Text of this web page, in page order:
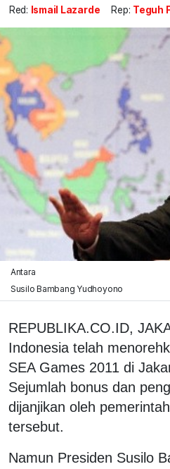
Red: Ismail Lazarde Rep: Teguh
Antara
Susilo Bambang Yudhoyono
REPUBLIKA.CO.ID,
Indonesia telah
SEA Games 2011 di
Sejumlah bonus dan
dijanjikan oleh
tersebut.
Namun Presiden Susilo